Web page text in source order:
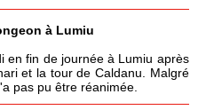
à Lumiu
en fin de journée à Lumiu après
et la tour de Caldanu. Malgré
pas pu être réanimée.